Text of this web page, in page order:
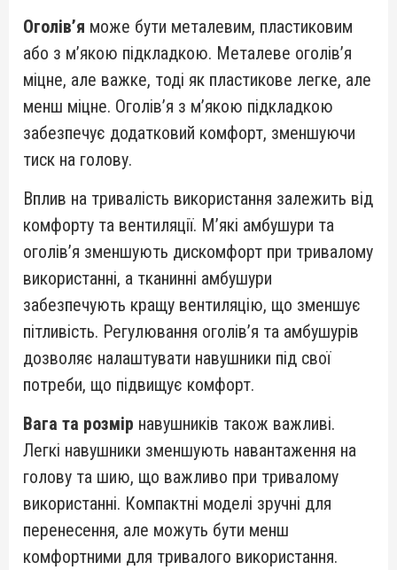
Оголів’я може бути металевим, пластиковим
або з м’якою підкладкою. Металеве оголів’я
міцне, але важке, тоді як пластикове легке, але
менш міцне. Оголів’я з м’якою підкладкою
забезпечує додатковий комфорт, зменшуючи
тиск на голову.
Вплив на тривалість використання залежить від
комфорту та вентиляції. М’які амбушури та
оголів’я зменшують дискомфорт при тривалому
використанні, а тканинні амбушури
забезпечують кращу вентиляцію, що зменшує
пітливість. Регулювання оголів’я та амбушурів
дозволяє налаштувати навушники під свої
потреби, що підвищує комфорт.
Вага та розмір навушників також важливі.
Легкі навушники зменшують навантаження на
голову та шию, що важливо при тривалому
використанні. Компактні моделі зручні для
перенесення, але можуть бути менш
комфортними для тривалого використання.